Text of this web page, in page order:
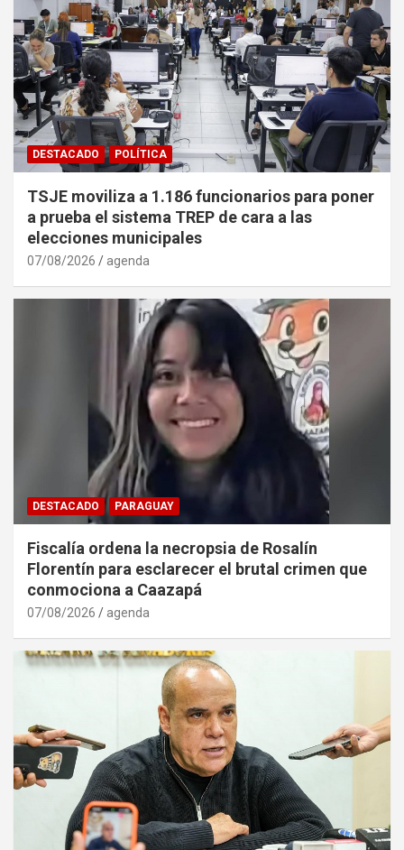
DESTACADO POLÍTICA
TSJE moviliza a 1.186 funcionarios para poner
a prueba el sistema TREP de cara a las
elecciones municipales
07/08/2026 agenda
DESTACADO PARAGUAY
Fiscalía ordena la necropsia de Rosalín
Florentín para esclarecer el brutal crimen que
conmociona a Caazapá
07/08/2026 agenda